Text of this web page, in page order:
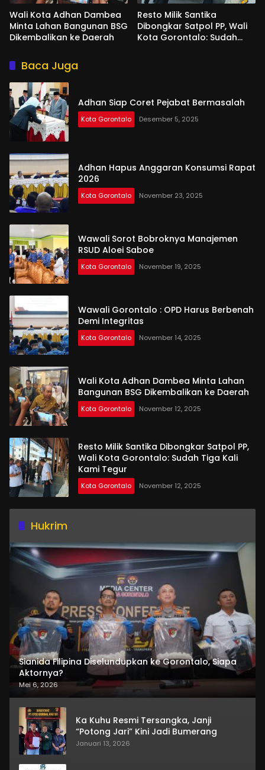
Wali Kota Adhan Dambea
Minta Lahan Bangunan BSG
Dikembalikan ke Daerah
Resto Milik Santika
Dibongkar Satpol PP, Wali
Kota Gorontalo: Sudah
Baca Juga
Adhan Siap Coret Pejabat Bermasalah
Kota Gorontalo Desember 5, 2025
Adhan Hapus Anggaran Konsumsi Rapat
2026
Kota Gorontalo November 23, 2025
Wawali Sorot Bobroknya Manajemen
RSUD Aloei Saboe
Kota Gorontalo November 19, 2025
Wawali Gorontalo : OPD Harus Berbenah
Demi Integritas
Kota Gorontalo November 14, 2025
Wali Kota Adhan Dambea Minta Lahan
Bangunan BSG Dikembalikan ke Daerah
Kota Gorontalo November 12, 2025
Resto Milik Santika Dibongkar Satpol PP,
Wali Kota Gorontalo: Sudah Tiga Kali
Kami Tegur
Kota Gorontalo November 12, 2025
Hukrim
Sianida Filipina Diselundupkan ke Gorontalo, Siapa
Aktornya?
Mei 6, 2026
Ka Kuhu Resmi Tersangka, Janji
“Potong Jari” Kini Jadi Bumerang
Januari 13, 2026